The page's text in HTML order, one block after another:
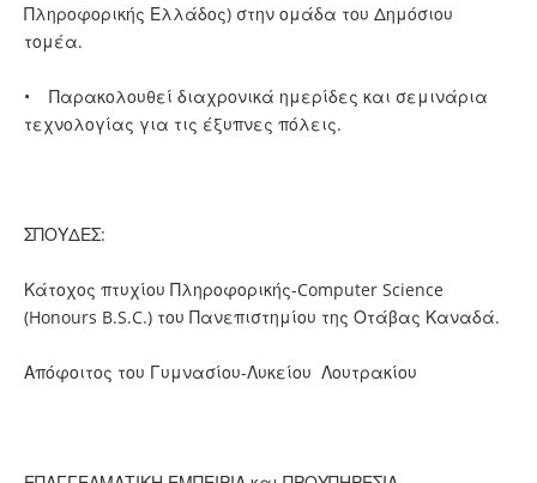
Πληροφορικής Ελλάδος) στην ομάδα του Δημόσιου
τομέα.
• Παρακολουθεί διαχρονικά ημερίδες και σεμινάρια
τεχνολογίας για τις έξυπνες πόλεις.
ΣΠΟΥΔΕΣ:
Κάτοχος πτυχίου Πληροφορικής-Computer Science
(Honours B.S.C.) του Πανεπιστημίου της Οτάβας Καναδά.
Απόφοιτος του Γυμνασίου-Λυκείου Λουτρακίου